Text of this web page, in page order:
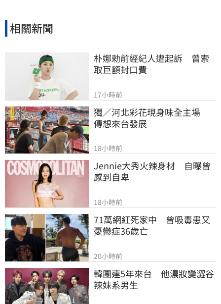
相關新聞
朴娜勑前經紀人遭起訴　曾索
取巨額封口費
17小時前
獨／河北彩花現身味全主場
傳想來台發展
18小時前
Jennie大秀火辣身材　自曝曾
感到自卑
18小時前
71萬網紅死家中　曾吸毒患又
憂鬱症36歲亡
20小時前
韓團連5年來台　他濃妝變澀谷
辣妹系男生